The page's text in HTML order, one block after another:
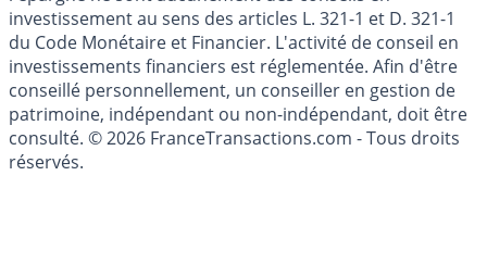
Les articles et commentaires publiés sur le guide de
l'épargne ne sont aucunement des conseils en
investissement au sens des articles L. 321-1 et D. 321-1
du Code Monétaire et Financier. L'activité de conseil en
investissements financiers est réglementée. Afin d'être
conseillé personnellement, un conseiller en gestion de
patrimoine, indépendant ou non-indépendant, doit être